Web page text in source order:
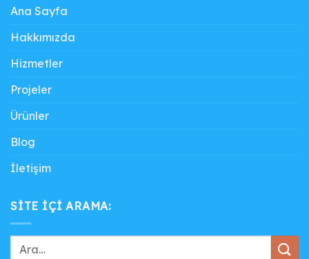
Ana Sayfa
Hakkımızda
Hizmetler
Projeler
Ürünler
Blog
İletişim
SITE IÇI ARAMA: